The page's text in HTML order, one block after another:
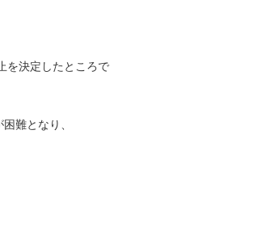
を決定したところで
難となり、